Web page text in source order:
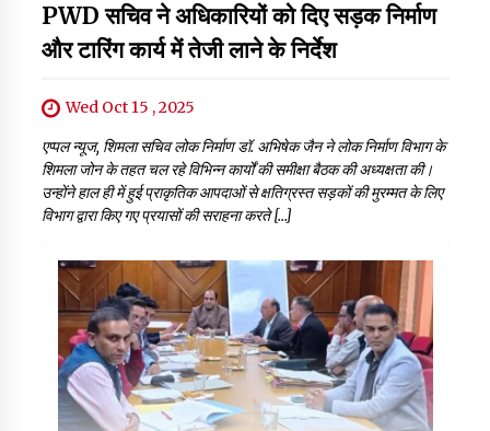
PWD सचिव ने अधिकारियों को दिए सड़क निर्माण
और टारिंग कार्य में तेजी लाने के निर्देश
Wed Oct 15 , 2025
एप्पल न्यूज, शिमला सचिव लोक निर्माण डॉ. अभिषेक जैन ने लोक निर्माण विभाग के
शिमला जोन के तहत चल रहे विभिन्न कार्यों की समीक्षा बैठक की अध्यक्षता की।
उन्होंने हाल ही में हुई प्राकृतिक आपदाओं से क्षतिग्रस्त सड़कों की मुरम्मत के लिए
विभाग द्वारा किए गए प्रयासों की सराहना करते […]